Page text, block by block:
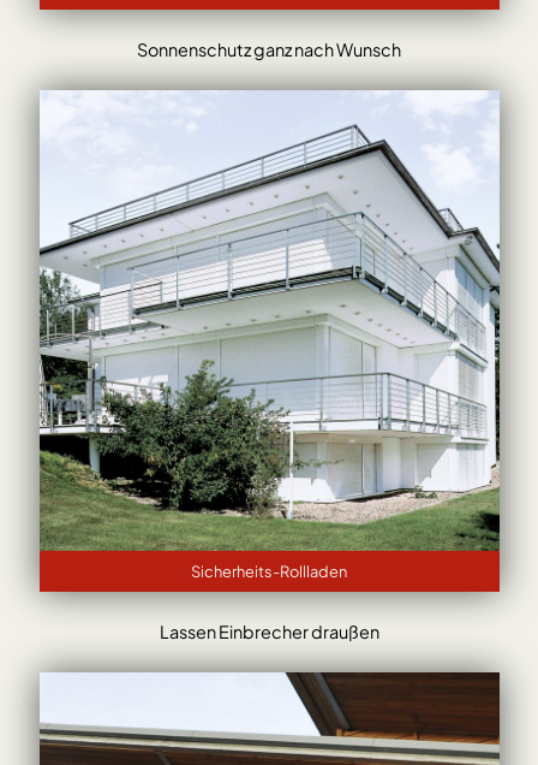
Sonnenschutz ganz nach Wunsch
Sicherheits-Rollladen
Lassen Einbrecher draußen